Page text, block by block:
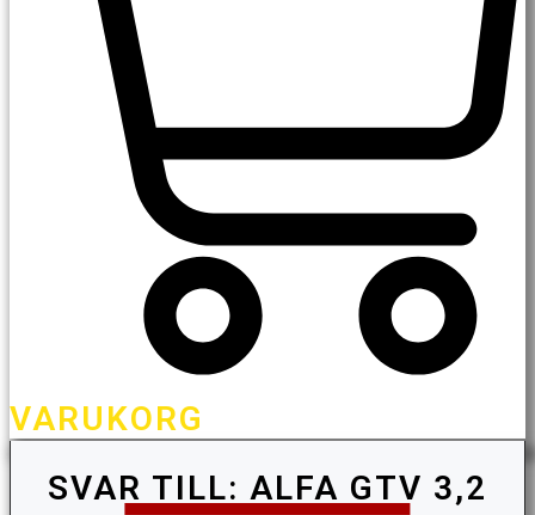
VARUKORG
SVAR TILL: ALFA GTV 3,2